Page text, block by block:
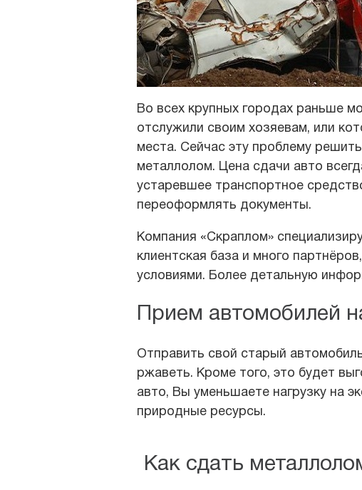
Во всех крупных городах раньше
отслужили своим хозяевам, или
места. Сейчас эту проблему
металлолом. Цена сдачи авто
устаревшее транспортное
переоформлять документы.
Компания «Скраплом»
клиентская база и много
условиями. Более детальную
Прием автомобилей
Отправить свой старый
ржаветь. Кроме того, это будет
авто, Вы уменьшаете нагрузку на
природные ресурсы.
Как сдать